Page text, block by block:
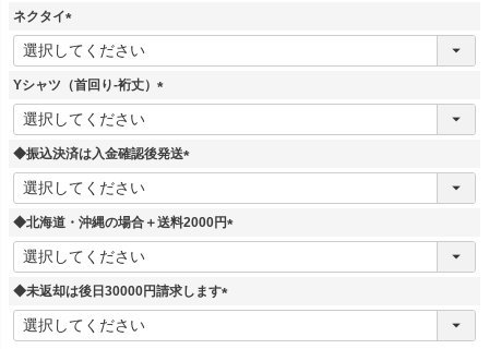
ネクタイ
(
必
須
Yシャツ（首回り-裄丈）
(
須
◆振込決済は入金確認後発送
(
須
◆北海道・沖縄の場合＋送料2000円
(
◆未返却は後日30000円請求します
(